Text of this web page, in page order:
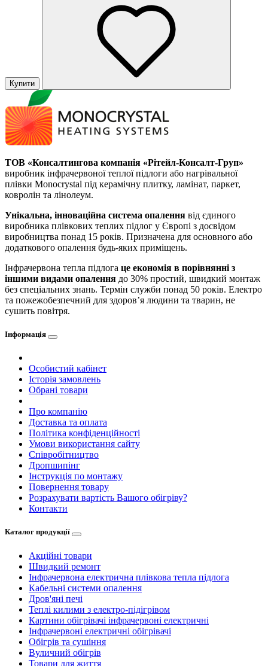
Купити
ТОВ «Консалтингова компанія «Рітейл-Консалт-Груп»
виробник інфрачервоної теплої підлоги або нагрівальної
плівки Monocrystal під керамічну плитку, ламінат, паркет,
ковролін та лінолеум.
Унікальна, інноваційна система опалення від єдиного
виробника плівкових теплих підлог у Європі з досвідом
виробництва понад 15 років. Призначена для основного або
додаткового опалення будь-яких приміщень.
Інфрачервона тепла підлога це економія в порівнянні з
іншими видами опалення до 30% простий, швидкий монтаж
без спеціальних знань. Термін служби понад 50 років. Електро
та пожежобезпечний для здоров’я людини та тварин, не
сушить повітря.
Інформація
Особистий кабінет
Історія замовлень
Обрані товари
Про компанію
Доставка та оплата
Політика конфіденційності
Умови використання сайту
Співробітництво
Дропшипінг
Інструкція по монтажу
Повернення товару
Розрахувати вартість Вашого обігріву?
Контакти
Каталог продукції
Акційні товари
Швидкий ремонт
Інфрачервона електрична плівкова тепла підлога
Кабельні системи опалення
Дров'яні печі
Теплі килими з електро-підігрівом
Картини обігрівачі інфрачервоні електричні
Інфрачервоні електричні обігрівачі
Обігрів та сушіння
Вуличний обігрів
Товари для життя